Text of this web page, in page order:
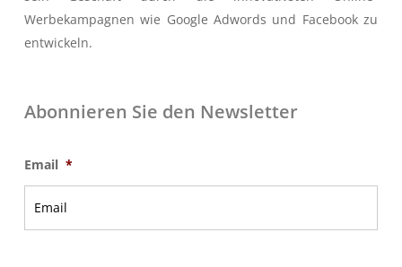
Werbekampagnen wie Google Adwords und Facebook zu
entwickeln.
Abonnieren Sie den Newsletter
Email *